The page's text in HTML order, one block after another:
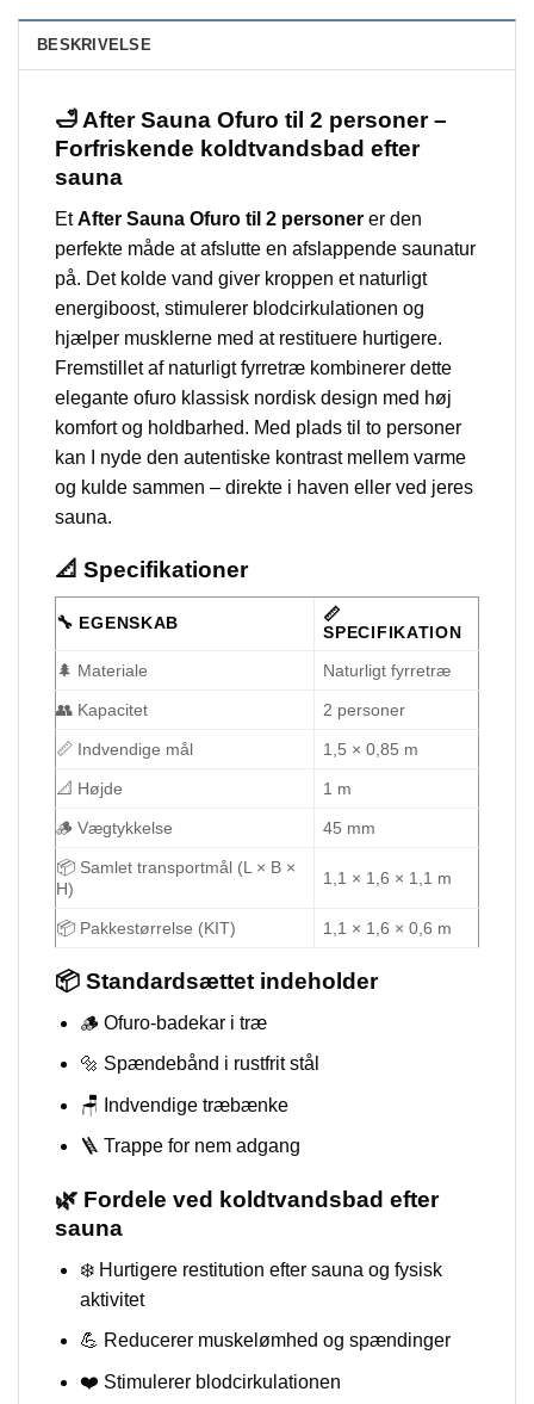
BESKRIVELSE
🛁 After Sauna Ofuro til 2 personer –
Forfriskende koldtvandsbad efter
sauna
EtAfter Sauna Ofuro til 2 personer er den
perfekte måde at afslutte en afslappende saunatur
på. Det kolde vand giver kroppen et naturligt
energiboost, stimulerer blodcirkulationen og
hjælper musklerne med at restituere hurtigere.
Fremstillet af naturligt fyrretræ kombinerer dette
elegante ofuro klassisk nordisk design med høj
komfort og holdbarhed. Med plads til to personer
kan I nyde den autentiske kontrast mellem varme
og kulde sammen – direkte i haven eller ved jeres
sauna.
📐 Specifikationer
🔧 EGENSKAB
📏
SPECIFIKATION
🌲 Materiale
Naturligt fyrretræ
👥 Kapacitet 2 personer
📏 Indvendige mål 1,5 × 0,85 m
📐 Højde 1 m
🪵 Vægtykkelse 45 mm
📦 Samlet transportmål (L × B ×
H)
1,1 × 1,6 × 1,1 m
📦 Pakkestørrelse (KIT) 1,1 × 1,6 × 0,6 m
📦 Standardsættet indeholder
🪵 Ofuro-badekar i træ
🔩 Spændebånd i rustfrit stål
🪑 Indvendige træbænke
🪜 Trappe for nem adgang
🌿 Fordele ved koldtvandsbad efter
sauna
❄️ Hurtigere restitution efter sauna og fysisk
aktivitet
💪 Reducerer muskelømhed og spændinger
❤️ Stimulerer blodcirkulationen